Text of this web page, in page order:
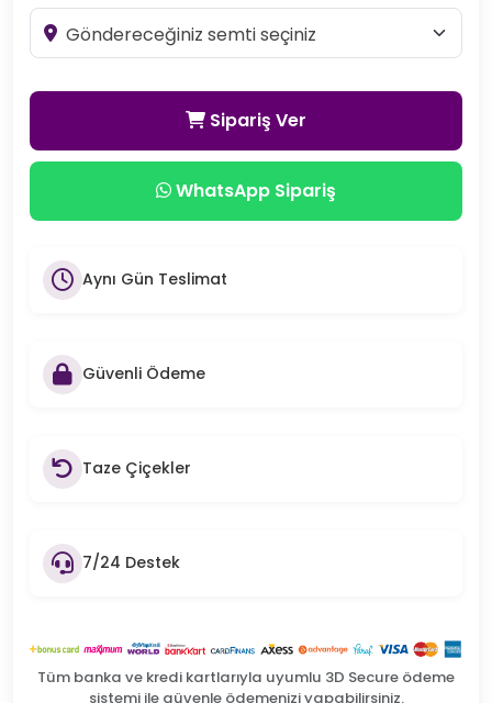
Sipariş Ver
WhatsApp Sipariş
Aynı Gün Teslimat
Güvenli Ödeme
Taze Çiçekler
7/24 Destek
Tüm banka ve kredi kartlarıyla uyumlu 3D Secure ödeme
sistemi ile güvenle ödemenizi yapabilirsiniz.